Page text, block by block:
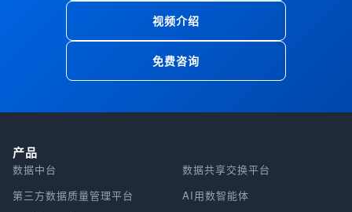
视频介绍
免费咨询
产品
数据中台
数据共享交换平台
第三方数据质量管理平台
AI用数智能体